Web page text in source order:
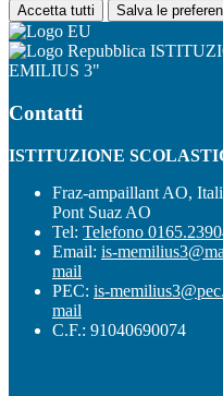
Accetta tutti Salva le
EMILIUS 3"
Contatti
ISTITUZIONE
Fraz-ampaillant AO,
Pont Suaz AO
Tel: Telefono
Email: is-
mail
PEC: is-
mail
C.F.: 91040690074